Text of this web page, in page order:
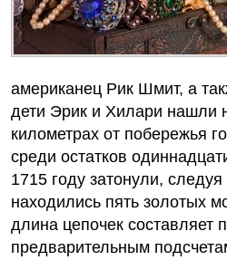
американец Рик Шмит, а
дети Эрик и Хилари нашли
километрах от побережья
среди остатков
1715 году затонули,
находились пять золотых
длина цепочек составляет
предварительным